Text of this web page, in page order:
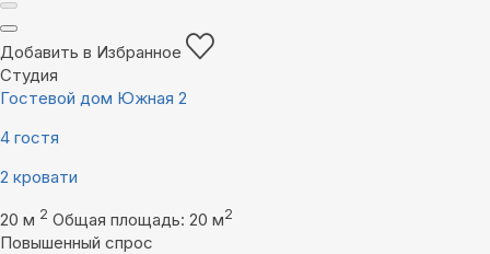
Добавить в Избранное
Студия
Гостевой дом Южная 2
4 гостя
2 кровати
20 м 2 Общая площадь: 20 м2
Повышенный спрос